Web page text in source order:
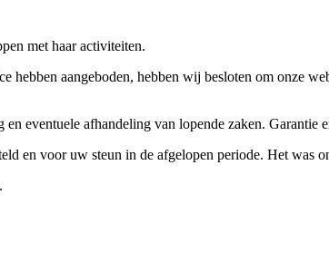
met haar activiteiten.
aangeboden, hebben wij besloten om onze
eventuele afhandeling van lopende zaken.
en voor uw steun in de afgelopen periode. Het was